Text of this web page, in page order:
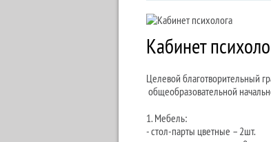
Кабинет
Целевой благотворительный
общеобразовательной
1. Мебель:
- стол-парты цветные – 2шт.